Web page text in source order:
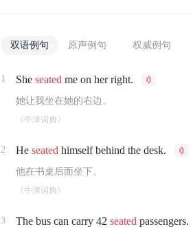
双语例句 原声例句 权威例句
1 Sheseated me on her right.
她让我坐在她的右边。
《牛津词典》
2 Heseated himself behind the desk.
他在书桌后面坐下。
《牛津词典》
3 The bus can carry 42seated passengers.